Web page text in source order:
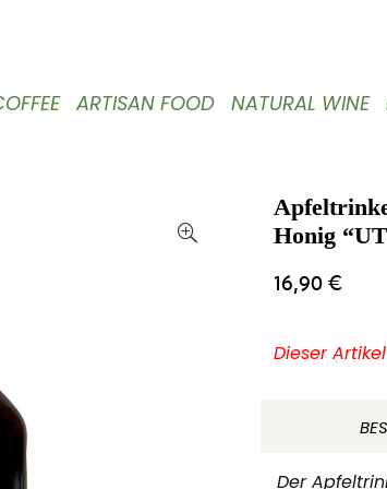
ARTISAN FOOD NATURAL WINE
Honig
16,90€
Dieser
Der